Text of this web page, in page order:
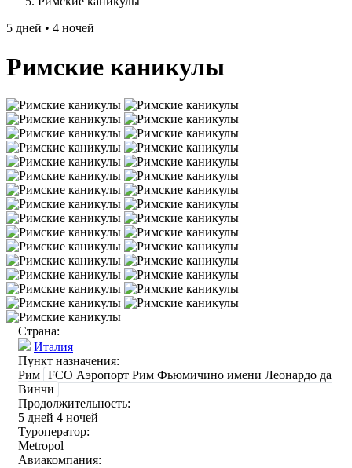
5 дней • 4 ночей
Римские каникулы
Страна:
Италия
Пункт назначения:
Рим FCO Аэропорт Рим Фьюмичино имени Леонардо да
Винчи
Продолжительность:
5 дней 4 ночей
Туроператор:
Metropol
Авиакомпания: